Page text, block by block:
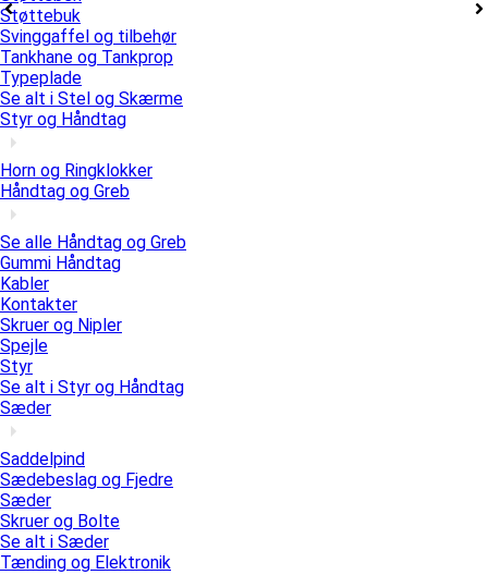
Støttebuk
Svinggaffel og tilbehør
Tankhane og Tankprop
Typeplade
Se alt i Stel og Skærme
Styr og Håndtag
Horn og Ringklokker
Håndtag og Greb
Se alle Håndtag og Greb
Gummi Håndtag
Kabler
Kontakter
Skruer og Nipler
Spejle
Styr
Se alt i Styr og Håndtag
Sæder
Saddelpind
Sædebeslag og Fjedre
Sæder
Skruer og Bolte
Se alt i Sæder
Tænding og Elektronik